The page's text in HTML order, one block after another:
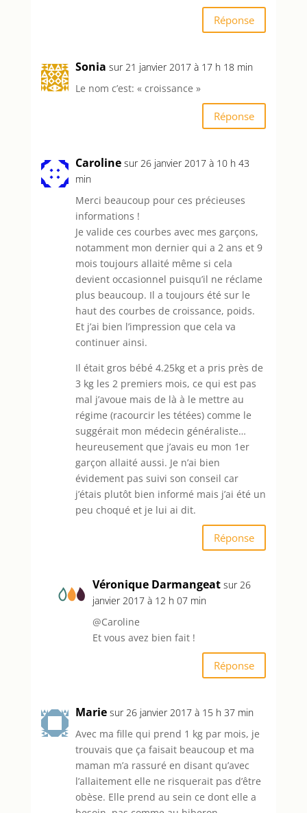
Réponse
Sonia sur 21 janvier 2017 à 17 h 18 min
Le nom c’est: « croissance »
Réponse
Caroline sur 26 janvier 2017 à 10 h 43
min
Merci beaucoup pour ces précieuses
informations !
Je valide ces courbes avec mes garçons,
notamment mon dernier qui a 2 ans et 9
mois toujours allaité même si cela
devient occasionnel puisqu’il ne réclame
plus beaucoup. Il a toujours été sur le
haut des courbes de croissance, poids.
Et j’ai bien l’impression que cela va
continuer ainsi.
Il était gros bébé 4.25kg et a pris près de
3 kg les 2 premiers mois, ce qui est pas
mal j’avoue mais de là à le mettre au
régime (racourcir les tétées) comme le
suggérait mon médecin généraliste…
heureusement que j’avais eu mon 1er
garçon allaité aussi. Je n’ai bien
évidement pas suivi son conseil car
j’étais plutôt bien informé mais j’ai été un
peu choqué et je lui ai dit.
Réponse
Véronique Darmangeat sur 26
janvier 2017 à 12 h 07 min
@Caroline
Et vous avez bien fait !
Réponse
Marie sur 26 janvier 2017 à 15 h 37 min
Avec ma fille qui prend 1 kg par mois, je
trouvais que ça faisait beaucoup et ma
maman m’a rassuré en disant qu’avec
l’allaitement elle ne risquerait pas d’être
obèse. Elle prend au sein ce dont elle a